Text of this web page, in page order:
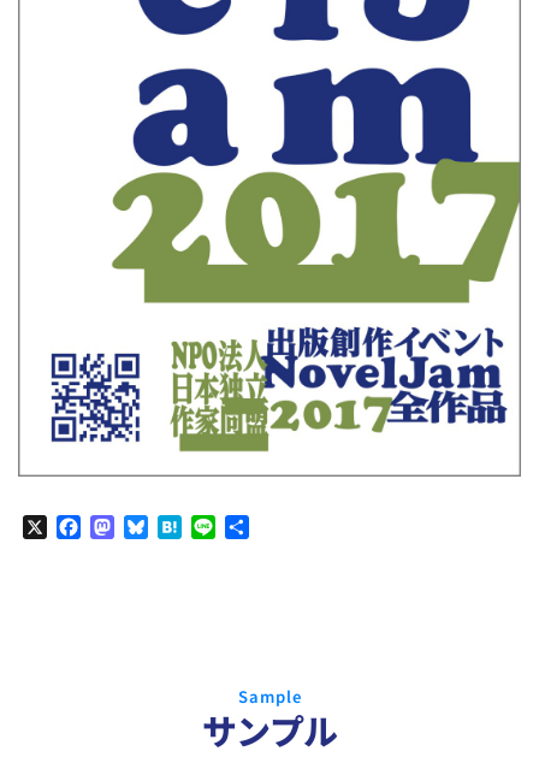
FacebookMastodonBlueskyHatenaLine
Sample
サンプル